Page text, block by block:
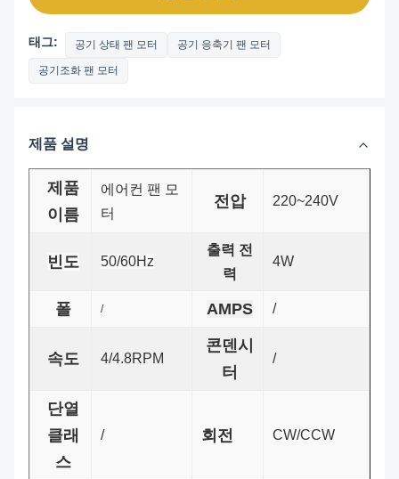
태그: 공기 상태 팬 모터 공기 응축기 팬 모터
공기조화 팬 모터
제품 설명
제품
이름
에어컨 팬 모
터
전압 220~240V
빈도 50/60Hz
출력 전
력
4W
폴 / AMPS /
속도 4/4.8RPM
콘덴시
터
/
단열
클래
스
/ 회전 CW/CCW